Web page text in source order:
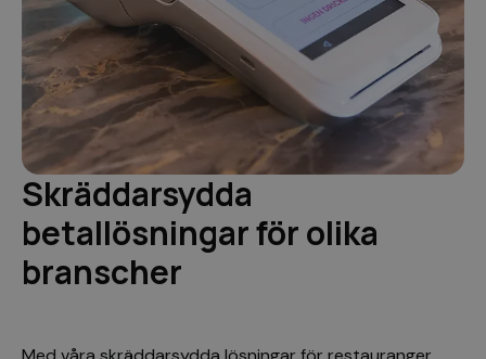
Skräddarsydda
betallösningar för olika
branscher